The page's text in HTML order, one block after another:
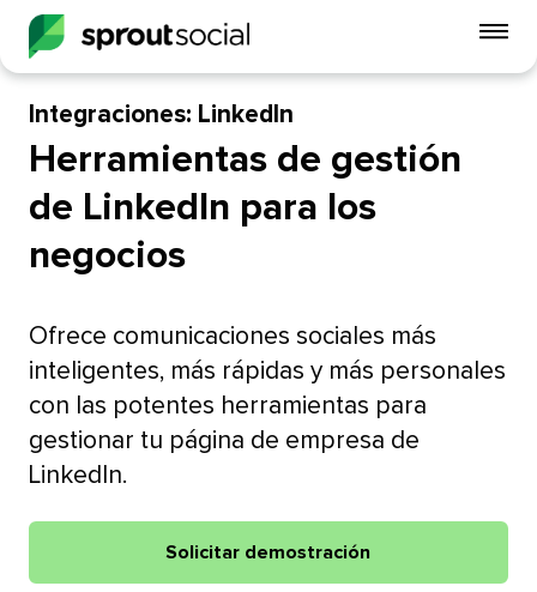
Integraciones: LinkedIn​​
Herramientas de gestión
de LinkedIn para los
negocios​​
Ofrece comunicaciones sociales más
inteligentes, más rápidas y más personales
con las potentes herramientas para
gestionar tu página de empresa de
LinkedIn.​​
Solicitar demostración​​